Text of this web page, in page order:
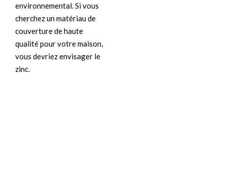
environnemental. Si vous
cherchez un matériau de
couverture de haute
qualité pour votre maison,
vous devriez envisager le
zinc.